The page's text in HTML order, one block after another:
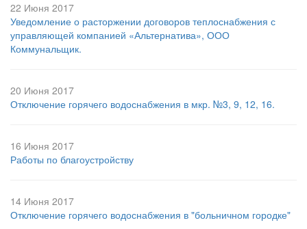
22 Июня 2017
Уведомление о расторжении договоров теплоснабжения с
управляющей компанией «Альтернатива», ООО
Коммунальщик.
20 Июня 2017
Отключение горячего водоснабжения в мкр. №3, 9, 12, 16.
16 Июня 2017
Работы по благоустройству
14 Июня 2017
Отключение горячего водоснабжения в "больничном городке"